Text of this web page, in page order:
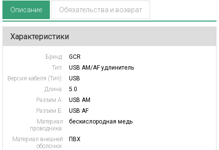
Описание Обязательства и возврат
Характеристики
Бренд:
GCR
Тип:
USB AM/AF удлинитель
Версия кабеля (Тип):
USB
Длина:
5.0
Разъем А:
USB AM
Разъем Б:
USB AF
Материал
проводника:
бескислородная медь
Материал внешней
оболочки:
ПВХ